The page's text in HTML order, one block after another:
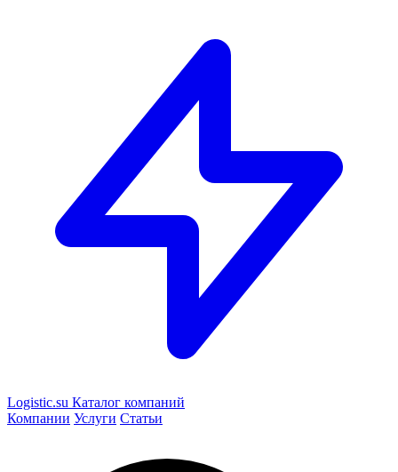
Logistic.su Каталог компаний
Компании Услуги Статьи